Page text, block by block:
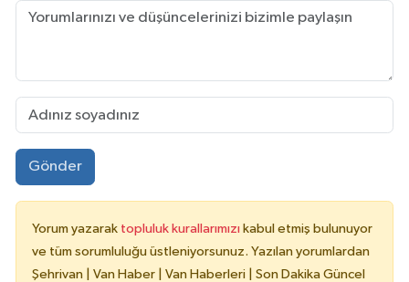
Gönder
Yorum yazarak topluluk kurallarımızı kabul etmiş bulunuyor
ve tüm sorumluluğu üstleniyorsunuz. Yazılan yorumlardan
Şehrivan | Van Haber | Van Haberleri | Son Dakika Güncel